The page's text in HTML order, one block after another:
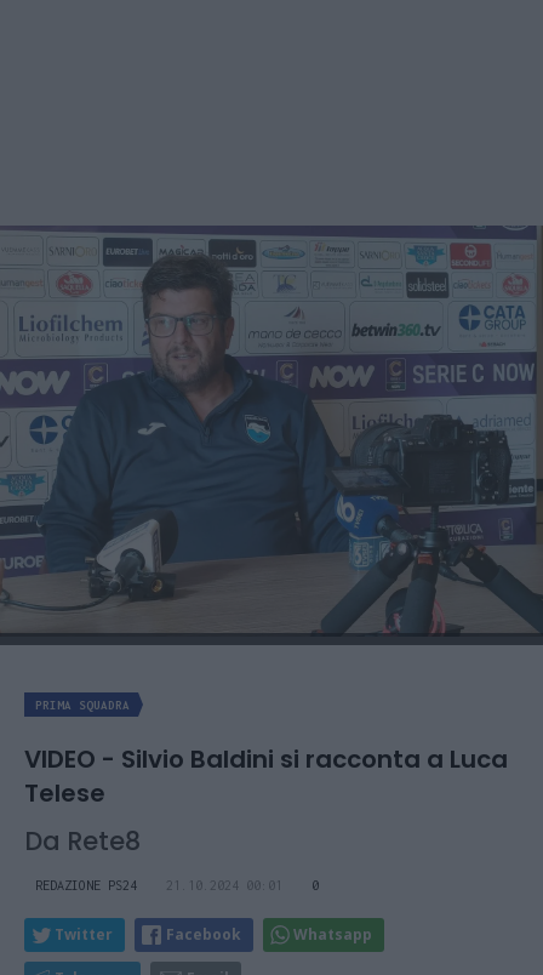
PRIMA SQUADRA
VIDEO - Silvio Baldini si racconta a Luca
Telese
Da Rete8
REDAZIONE PS24 21.10.2024 00:01 0
Twitter Facebook Whatsapp